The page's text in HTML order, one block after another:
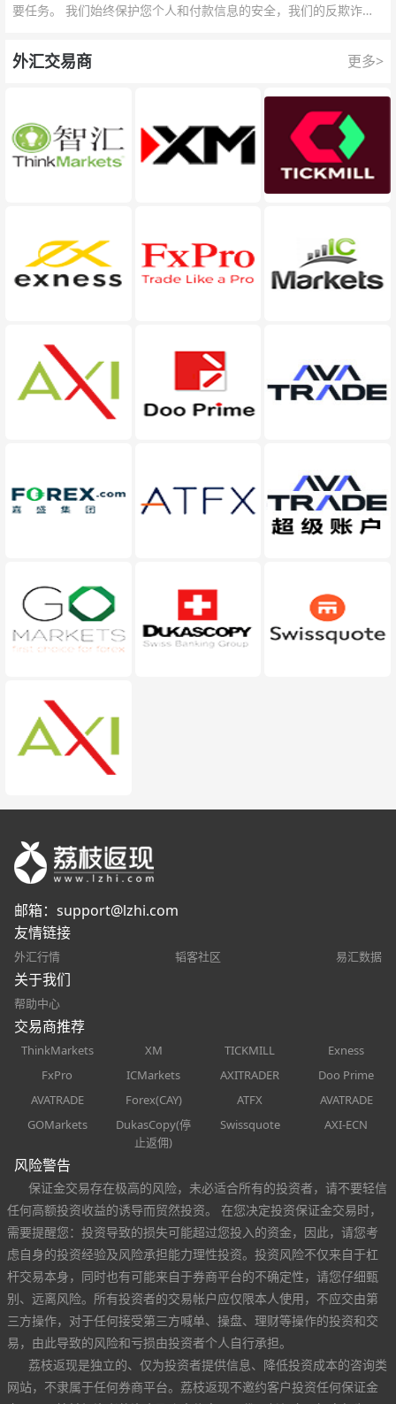
要任务。 我们始终保护您个人和付款信息的安全，我们的反欺诈团
外汇交易商 更多>
邮箱： support@lzhi.com
友情链接
外汇行情 韬客社区 易汇数据
关于我们
帮助中心
交易商推荐
ThinkMarkets XM TICKMILL
Exness
FxPro
ICMarkets AXITRADER
Doo Prime
AVATRADE
Forex(CAY) ATFX
AVATRADE
GOMarkets
DukasCopy(停
止返佣)
Swissquote AXI-ECN
风险警告
保证金交易存在极高的风险，未必适合所有的投资者，请不要轻信
任何高额投资收益的诱导而贸然投资。 在您决定投资保证金交易时，
需要提醒您：投资导致的损失可能超过您投入的资金，因此，请您考
虑自身的投资经验及风险承担能力理性投资。投资风险不仅来自于杠
杆交易本身，同时也有可能来自于券商平台的不确定性，请您仔细甄
别、远离风险。所有投资者的交易帐户应仅限本人使用，不应交由第
三方操作，对于任何接受第三方喊单、操盘、理财等操作的投资和交
易，由此导致的风险和亏损由投资者个人自行承担。
荔枝返现是独立的、仅为投资者提供信息、降低投资成本的咨询类
网站，不隶属于任何券商平台。荔枝返现不邀约客户投资任何保证金